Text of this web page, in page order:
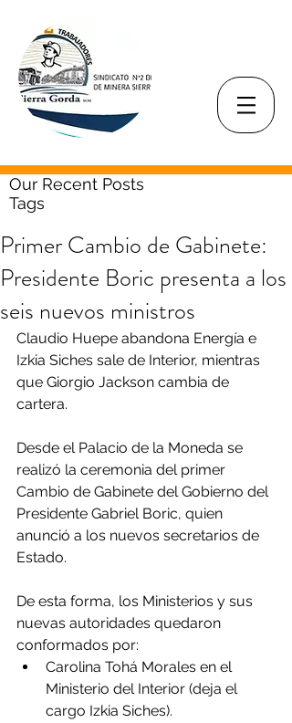
Our Recent Posts
Tags
Primer Cambio de Gabinete:
Presidente Boric presenta a los
seis nuevos ministros
Claudio Huepe abandona Energía e
Izkia Siches sale de Interior, mientras
que Giorgio Jackson cambia de
cartera.
Desde el Palacio de la Moneda se
realizó la ceremonia del primer
Cambio de Gabinete del Gobierno del
Presidente Gabriel Boric, quien
anunció a los nuevos secretarios de
Estado.
De esta forma, los Ministerios y sus
nuevas autoridades quedaron
conformados por:
Carolina Tohá Morales en el
Ministerio del Interior (deja el
cargo Izkia Siches).